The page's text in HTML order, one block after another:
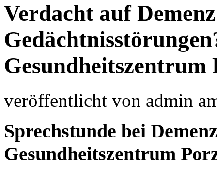
Verdacht auf
Gesundheitszentrum
veröffentlicht von admin
Sprechstunde bei
Gesundheitszentrum